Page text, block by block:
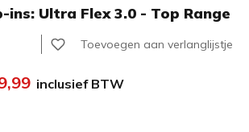
ins: Ultra Flex 3.0 - Top Range
Toevoegen aan verlanglijstje
vaninclusief BTW